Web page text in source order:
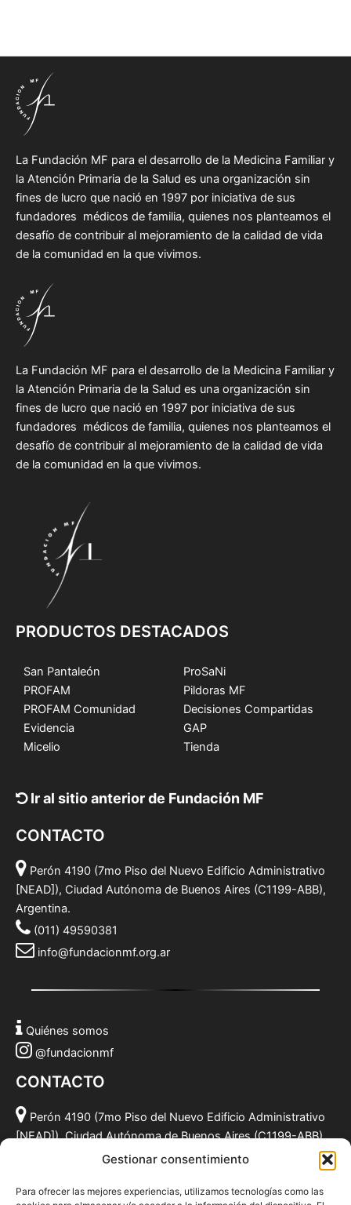
Gestionar consentimiento
Para ofrecer las mejores experiencias, utilizamos tecnologías como las
La Fundación MF para el desarrollo de la Medicina Familiar y
la Atención Primaria de la Salud es una organización sin
fines de lucro que nació en 1997 por iniciativa de sus
fundadores médicos de familia, quienes nos planteamos el
desafío de contribuir al mejoramiento de la calidad de vida
de la comunidad en la que vivimos.
La Fundación MF para el desarrollo de la Medicina Familiar y
la Atención Primaria de la Salud es una organización sin
fines de lucro que nació en 1997 por iniciativa de sus
fundadores médicos de familia, quienes nos planteamos el
desafío de contribuir al mejoramiento de la calidad de vida
de la comunidad en la que vivimos.
PRODUCTOS DESTACADOS
San Pantaleón
PROFAM
PROFAM Comunidad
Evidencia
Micelio
ProSaNi
Pildoras MF
Decisiones Compartidas
GAP
Tienda
Ir al sitio anterior de Fundación MF
CONTACTO
Perón 4190 (7mo Piso del Nuevo Edificio Administrativo
[NEAD]), Ciudad Autónoma de Buenos Aires (C1199-ABB),
Argentina.
(011) 49590381
info@fundacionmf.org.ar
Quiénes somos
@fundacionmf
CONTACTO
Perón 4190 (7mo Piso del Nuevo Edificio Administrativo
[NEAD]), Ciudad Autónoma de Buenos Aires (C1199-ABB),
info@fundacionmf.org.ar